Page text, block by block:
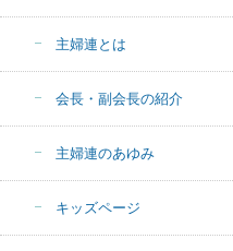
主婦連とは
会長・副会長の紹介
主婦連のあゆみ
キッズページ